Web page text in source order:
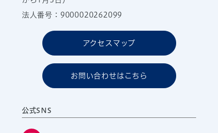
法人番号：9000020262099
アクセスマップ
お問い合わせはこちら
公式SNS